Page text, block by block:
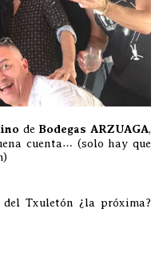
de Bodegas ARZUAGA,
cuenta… (solo hay que
Txuletón ¿la próxima?